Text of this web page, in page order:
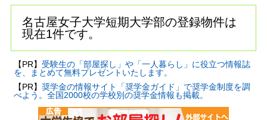
名古屋女子大学短期大学部の登録物件は
現在1件です。
【PR】 受験生の「部屋探し」や「一人暮らし」に役立つ情報誌
を、まとめて無料プレゼントいたします。
【PR】 奨学金の情報サイト「奨学金ガイド」で奨学金制度を調
べよう。全国2000校の学校別の奨学金情報も掲載。